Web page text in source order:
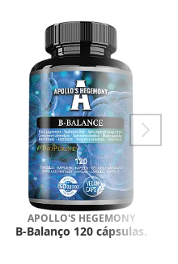
APOLLO'S HEGEMONY
B-Balanço 120 cápsulas.